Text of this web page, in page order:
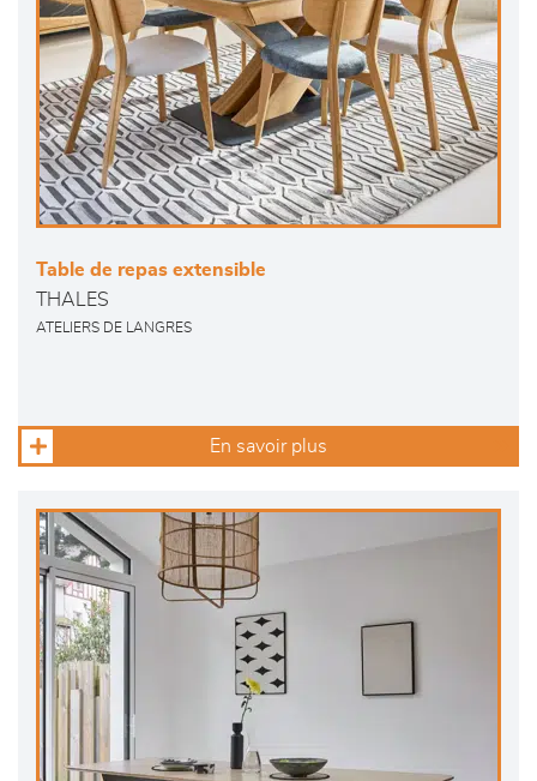
Table de repas extensible
THALES
ATELIERS DE LANGRES
En savoir plus